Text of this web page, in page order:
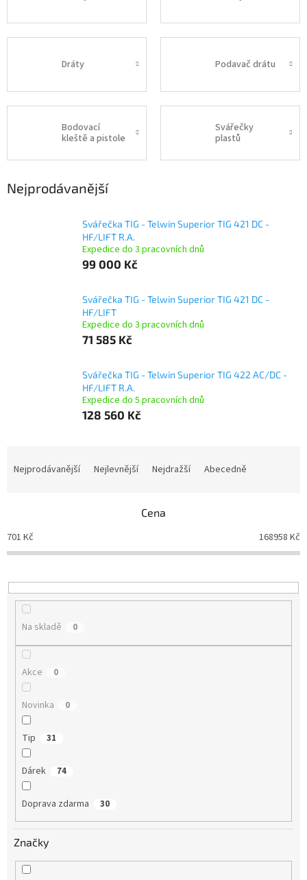
Dráty Podavač drátu
Bodovací
kleště a pistole
Svářečky
plastů
Nejprodávanější
Svářečka TIG - Telwin Superior TIG 421 DC -
HF/LIFT R.A.
Expedice do 3 pracovních dnů
99 000 Kč
Svářečka TIG - Telwin Superior TIG 421 DC -
HF/LIFT
Expedice do 3 pracovních dnů
71 585 Kč
Svářečka TIG - Telwin Superior TIG 422 AC/DC -
HF/LIFT R.A.
Expedice do 5 pracovních dnů
128 560 Kč
p
r
d
Nejprodávanější Nejlevnější Nejdražší Abecedně
Cena
701 Kč 168958 Kč
Na skladě 0
Akce 0
Novinka 0
Tip 31
Dárek 74
Doprava zdarma 30
Značky